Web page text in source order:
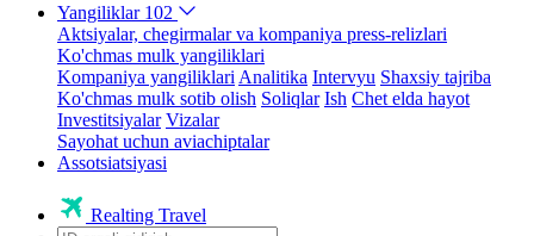
Yangiliklar 102
Aktsiyalar, chegirmalar va kompaniya press-relizlari
Ko'chmas mulk yangiliklari
Kompaniya yangiliklari Analitika Intervyu Shaxsiy tajriba
Ko'chmas mulk sotib olish Soliqlar Ish Chet elda hayot
Investitsiyalar Vizalar
Sayohat uchun aviachiptalar
Assotsiatsiyasi
Realting Travel